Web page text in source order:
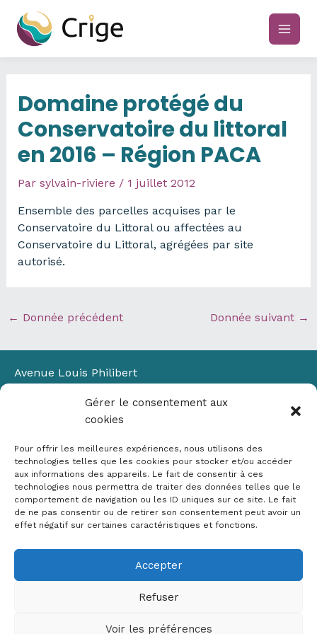
Gérer le consentement aux
cookies
Pour offrir les meilleures expériences, nous utilisons des
technologies telles que les cookies pour stocker et/ou accéder
aux informations des appareils. Le fait de consentir à ces
technologies nous permettra de traiter des données telles que le
comportement de navigation ou les ID uniques sur ce site. Le fait
de ne pas consentir ou de retirer son consentement peut avoir un
effet négatif sur certaines caractéristiques et fonctions.
Accepter
Refuser
Voir les préférences
contenu
main
Domaine protégé du
Conservatoire du littoral
en 2016 – Région PACA
Par sylvain-riviere / 1 juillet 2012
Ensemble des parcelles acquises par le
Conservatoire du Littoral ou affectées au
Conservatoire du Littoral, agrégées par site
autorisé.
← Donnée précédent Donnée suivant →
Avenue Louis Philibert
Bâtiment Laennec
13100 Aix-en-Provence
✉ contact@crige-paca.org
Mentions légales
RGPD